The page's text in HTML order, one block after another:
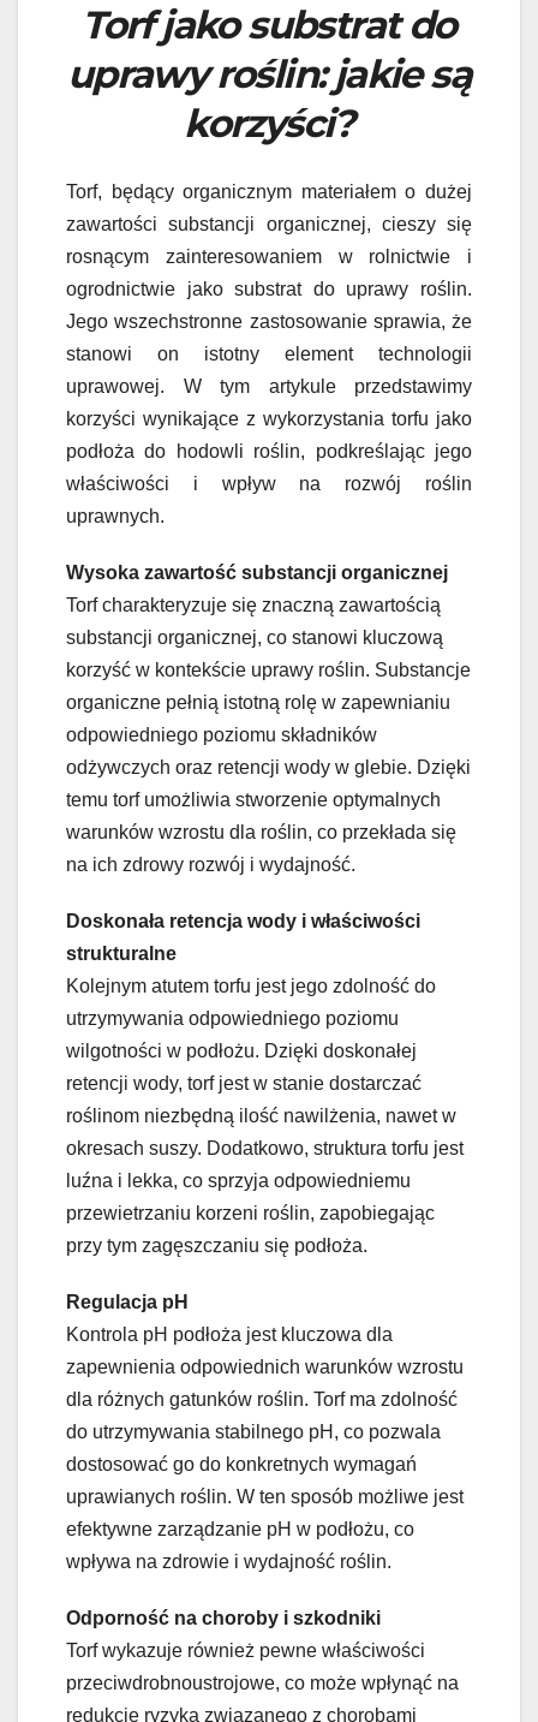
Torf jako substrat do
uprawy roślin: jakie są
korzyści?
Torf, będący organicznym materiałem o dużej
zawartości substancji organicznej, cieszy się
rosnącym zainteresowaniem w rolnictwie i
ogrodnictwie jako substrat do uprawy roślin.
Jego wszechstronne zastosowanie sprawia, że
stanowi on istotny element technologii
uprawowej. W tym artykule przedstawimy
korzyści wynikające z wykorzystania torfu jako
podłoża do hodowli roślin, podkreślając jego
właściwości i wpływ na rozwój roślin
uprawnych.
Wysoka zawartość substancji organicznej
Torf charakteryzuje się znaczną zawartością
substancji organicznej, co stanowi kluczową
korzyść w kontekście uprawy roślin. Substancje
organiczne pełnią istotną rolę w zapewnianiu
odpowiedniego poziomu składników
odżywczych oraz retencji wody w glebie. Dzięki
temu torf umożliwia stworzenie optymalnych
warunków wzrostu dla roślin, co przekłada się
na ich zdrowy rozwój i wydajność.
Doskonała retencja wody i właściwości
strukturalne
Kolejnym atutem torfu jest jego zdolność do
utrzymywania odpowiedniego poziomu
wilgotności w podłożu. Dzięki doskonałej
retencji wody, torf jest w stanie dostarczać
roślinom niezbędną ilość nawilżenia, nawet w
okresach suszy. Dodatkowo, struktura torfu jest
luźna i lekka, co sprzyja odpowiedniemu
przewietrzaniu korzeni roślin, zapobiegając
przy tym zagęszczaniu się podłoża.
Regulacja pH
Kontrola pH podłoża jest kluczowa dla
zapewnienia odpowiednich warunków wzrostu
dla różnych gatunków roślin. Torf ma zdolność
do utrzymywania stabilnego pH, co pozwala
dostosować go do konkretnych wymagań
uprawianych roślin. W ten sposób możliwe jest
efektywne zarządzanie pH w podłożu, co
wpływa na zdrowie i wydajność roślin.
Odporność na choroby i szkodniki
Torf wykazuje również pewne właściwości
przeciwdrobnoustrojowe, co może wpłynąć na
redukcję ryzyka związanego z chorobami